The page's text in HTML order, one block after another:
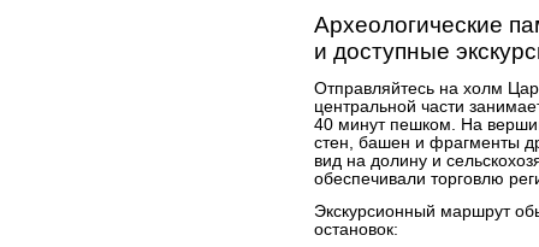
Археологические
и доступные
Отправляйтесь на холм
центральной части
40 минут пешком. На
стен, башен и фрагменты
вид на долину и
обеспечивали торговлю
Экскурсионный маршрут
остановок: